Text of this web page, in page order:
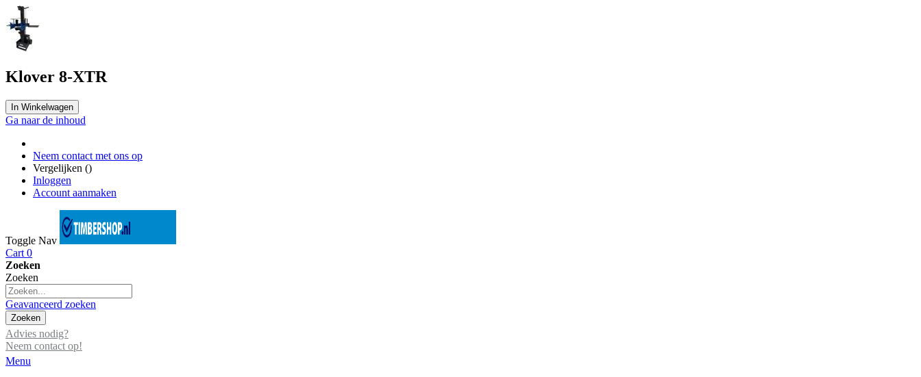
Klover 8-XTR
In Winkelwagen
Ga naar de inhoud
Neem contact met ons op
Vergelijken ()
Inloggen
Account aanmaken
Toggle Nav
Cart 0
Zoeken
Zoeken
Geavanceerd zoeken
Zoeken
Advies nodig?
Neem contact op!
Menu